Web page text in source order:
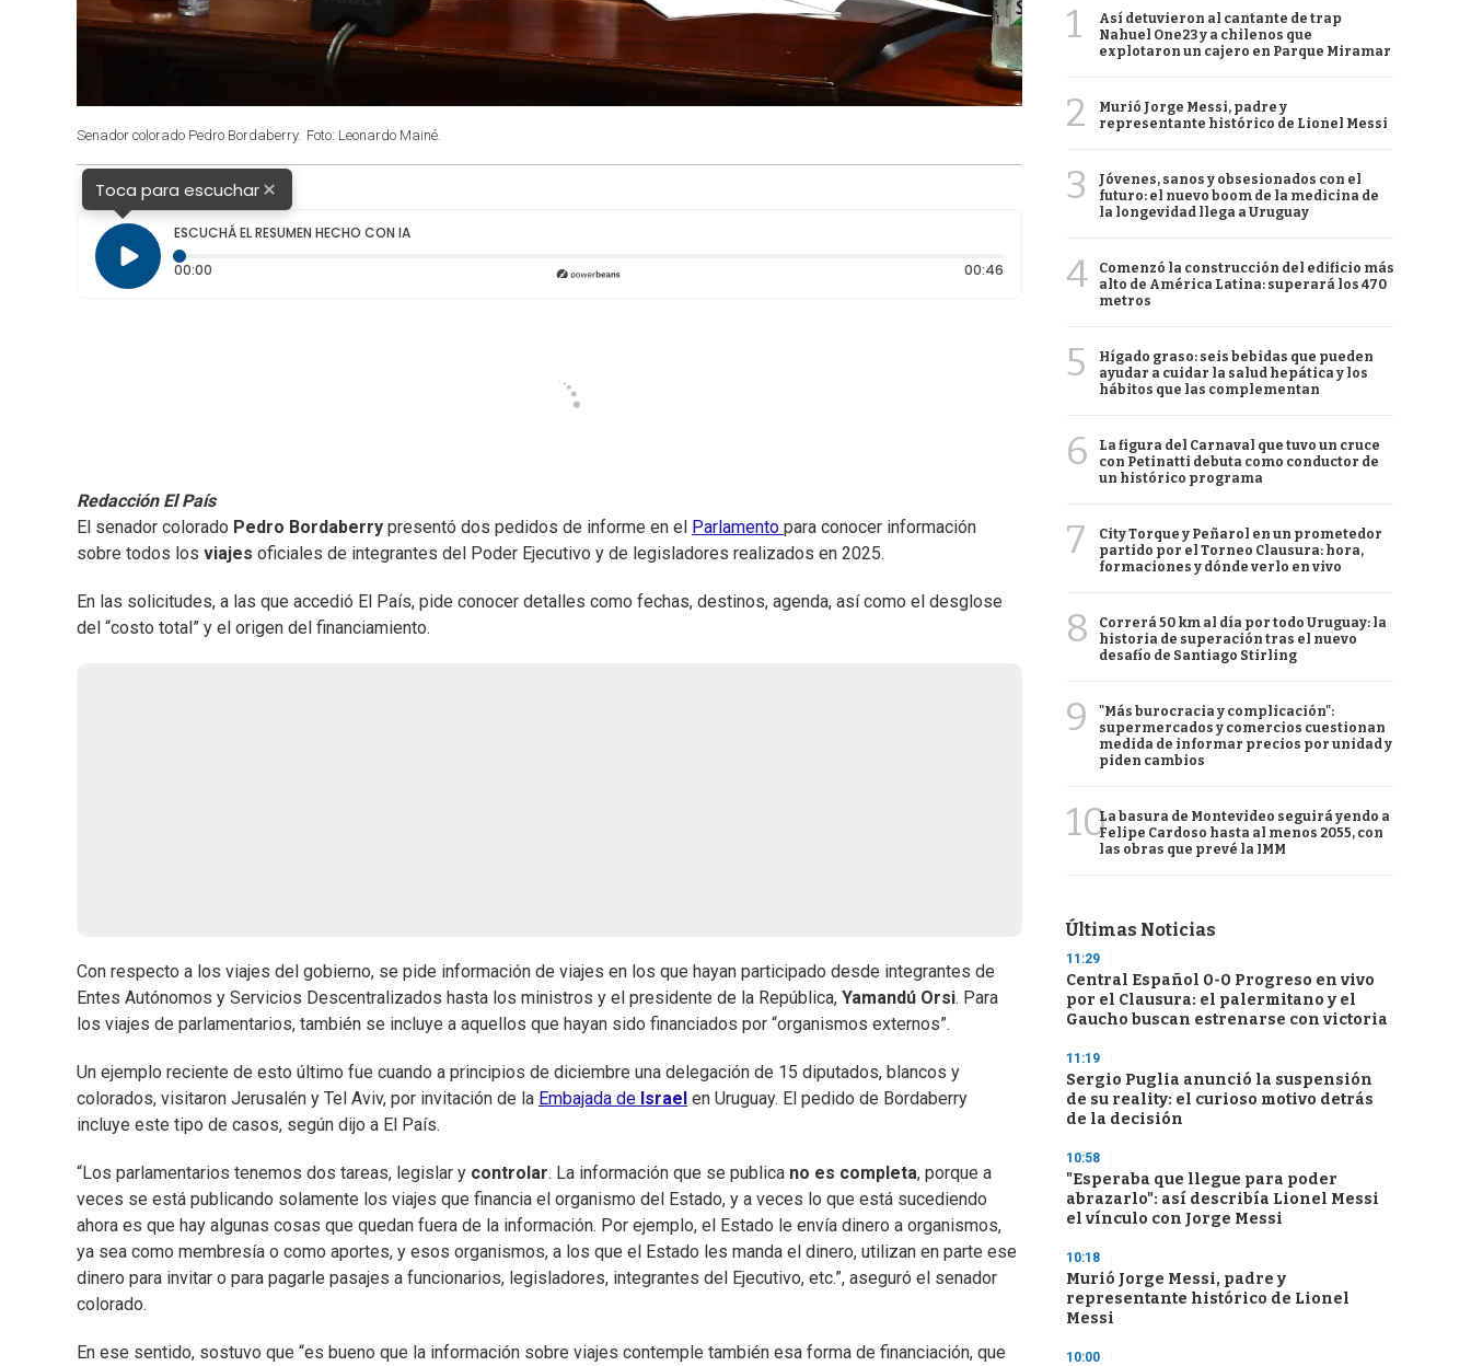
Senador colorado Pedro Bordaberry. Foto: Leonardo Mainé.
Toca para escuchar×
ESCUCHÁ EL RESUMEN HECHO CON IA
00:00
00:46Duración: 46 segundos
Redacción El País
El senador colorado Pedro Bordaberry presentó dos pedidos de informe en el Parlamento para conocer información
sobre todos los viajes oficiales de integrantes del Poder Ejecutivo y de legisladores realizados en 2025.
En las solicitudes, a las que accedió El País, pide conocer detalles como fechas, destinos, agenda, así como el desglose
del “costo total” y el origen del financiamiento.
Con respecto a los viajes del gobierno, se pide información de viajes en los que hayan participado desde integrantes de
Entes Autónomos y Servicios Descentralizados hasta los ministros y el presidente de la República, Yamandú Orsi. Para
los viajes de parlamentarios, también se incluye a aquellos que hayan sido financiados por “organismos externos”.
Un ejemplo reciente de esto último fue cuando a principios de diciembre una delegación de 15 diputados, blancos y
colorados, visitaron Jerusalén y Tel Aviv, por invitación de la Embajada de Israel en Uruguay. El pedido de Bordaberry
incluye este tipo de casos, según dijo a El País.
“Los parlamentarios tenemos dos tareas, legislar y controlar. La información que se publica no es completa, porque a
veces se está publicando solamente los viajes que financia el organismo del Estado, y a veces lo que está sucediendo
ahora es que hay algunas cosas que quedan fuera de la información. Por ejemplo, el Estado le envía dinero a organismos,
ya sea como membresía o como aportes, y esos organismos, a los que el Estado les manda el dinero, utilizan en parte ese
dinero para invitar o para pagarle pasajes a funcionarios, legisladores, integrantes del Ejecutivo, etc.”, aseguró el senador
colorado.
En ese sentido, sostuvo que “es bueno que la información sobre viajes contemple también esa forma de financiación, que
1
Así detuvieron al cantante de trap
Nahuel One23 y a chilenos que
explotaron un cajero en Parque Miramar
2
Murió Jorge Messi, padre y
representante histórico de Lionel Messi
3
Jóvenes, sanos y obsesionados con el
futuro: el nuevo boom de la medicina de
la longevidad llega a Uruguay
4
Comenzó la construcción del edificio más
alto de América Latina: superará los 470
metros
5
Hígado graso: seis bebidas que pueden
ayudar a cuidar la salud hepática y los
hábitos que las complementan
6
La figura del Carnaval que tuvo un cruce
con Petinatti debuta como conductor de
un histórico programa
7
City Torque y Peñarol en un prometedor
partido por el Torneo Clausura: hora,
formaciones y dónde verlo en vivo
8
Correrá 50 km al día por todo Uruguay: la
historia de superación tras el nuevo
desafío de Santiago Stirling
9
"Más burocracia y complicación":
supermercados y comercios cuestionan
medida de informar precios por unidad y
piden cambios
10La basura de Montevideo seguirá yendo a
Felipe Cardoso hasta al menos 2055, con
las obras que prevé la IMM
Últimas Noticias
11:29
Central Español 0-0 Progreso en vivo
por el Clausura: el palermitano y el
Gaucho buscan estrenarse con victoria
11:19
Sergio Puglia anunció la suspensión
de su reality: el curioso motivo detrás
de la decisión
10:58
"Esperaba que llegue para poder
abrazarlo": así describía Lionel Messi
el vínculo con Jorge Messi
10:18
Murió Jorge Messi, padre y
representante histórico de Lionel
Messi
10:00